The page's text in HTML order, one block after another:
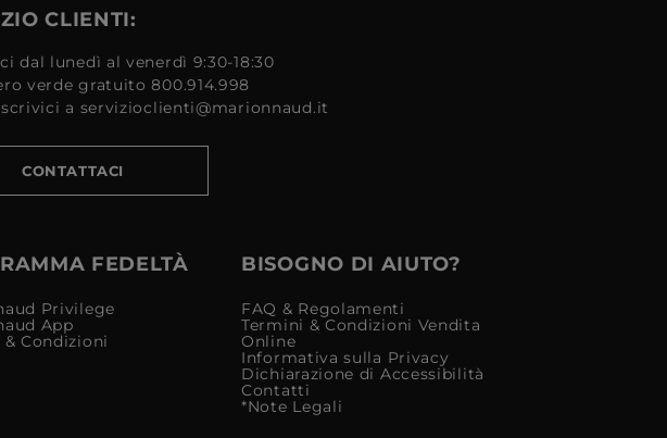
CLIENTI:
dal lunedì al venerdì 9:30-18:30
verde gratuito 800.914.998
a servizioclienti@marionnaud.it
CONTATTACI
FEDELTÀ
Privilege
App
Condizioni
BISOGNO DI AIUTO?
FAQ & Regolamenti
Termini & Condizioni Vendita
Online
Informativa sulla Privacy
Dichiarazione di Accessibilità
Contatti
*Note Legali